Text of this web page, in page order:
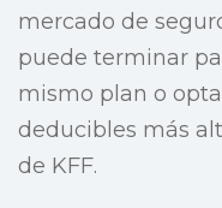
mercado de
puede terminar
mismo plan o
deducibles más
de KFF.